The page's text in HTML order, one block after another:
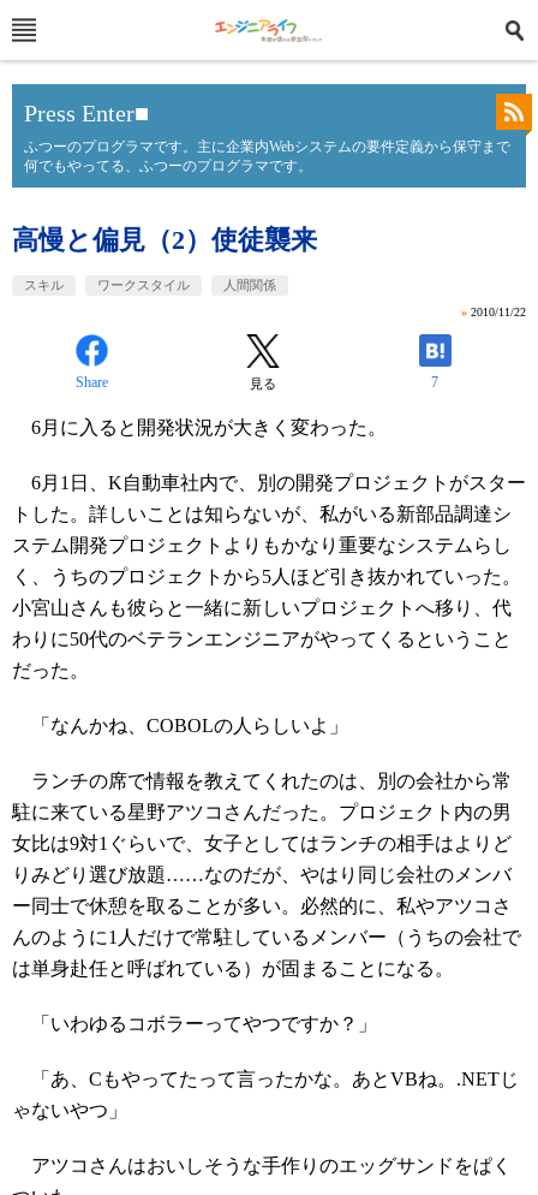
Press Enter■
ふつーのプログラマです。主に企業内Webシステムの要件定義から保守まで
何でもやってる、ふつーのプログラマです。
高慢と偏見（2）使徒襲来
スキル ワークスタイル 人間関係
» 2010/11/22
Share 見る 7
6月に入ると開発状況が大きく変わった。
6月1日、K自動車社内で、別の開発プロジェクトがスター
トした。詳しいことは知らないが、私がいる新部品調達シ
ステム開発プロジェクトよりもかなり重要なシステムらし
く、うちのプロジェクトから5人ほど引き抜かれていった。
小宮山さんも彼らと一緒に新しいプロジェクトへ移り、代
わりに50代のベテランエンジニアがやってくるということ
だった。
「なんかね、COBOLの人らしいよ」
ランチの席で情報を教えてくれたのは、別の会社から常
駐に来ている星野アツコさんだった。プロジェクト内の男
女比は9対1ぐらいで、女子としてはランチの相手はよりど
りみどり選び放題……なのだが、やはり同じ会社のメンバ
ー同士で休憩を取ることが多い。必然的に、私やアツコさ
んのように1人だけで常駐しているメンバー（うちの会社で
は単身赴任と呼ばれている）が固まることになる。
「いわゆるコボラーってやつですか？」
「あ、Cもやってたって言ったかな。あとVBね。.NETじ
ゃないやつ」
アツコさんはおいしそうな手作りのエッグサンドをぱく